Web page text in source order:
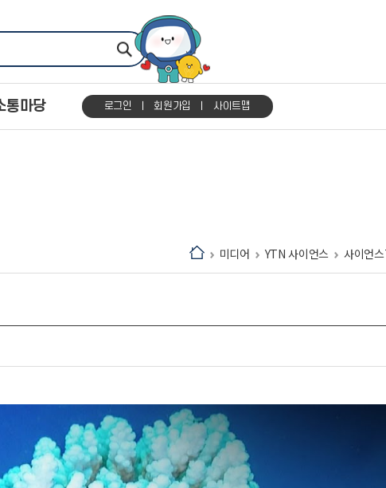
통마당 로그인 회원가입 사이트맵
미디어 YTN 사이언스 사이언